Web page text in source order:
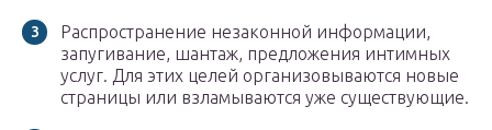
Распространение незаконной информации,
запугивание, шантаж, предложения интимных
услуг. Для этих целей организовываются новые
страницы или взламываются уже существующие.